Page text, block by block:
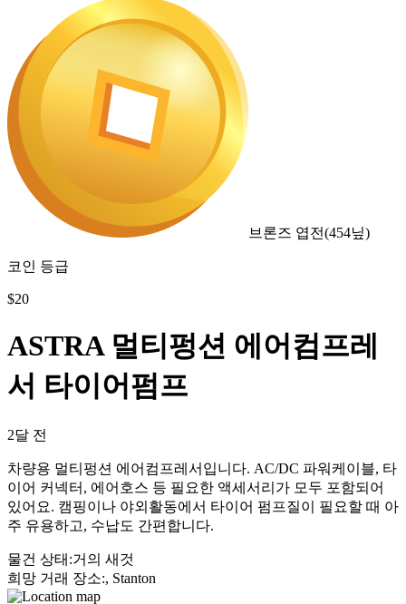
브론즈 엽전(454닢)
코인 등급
$20
ASTRA 멀티펑션 에어컴프레
서 타이어펌프
2달 전
차량용 멀티펑션 에어컴프레서입니다. AC/DC 파워케이블, 타
이어 커넥터, 에어호스 등 필요한 액세서리가 모두 포함되어
있어요. 캠핑이나 야외활동에서 타이어 펌프질이 필요할 때 아
주 유용하고, 수납도 간편합니다.
물건 상태 :거의 새것
희망 거래 장소:, Stanton